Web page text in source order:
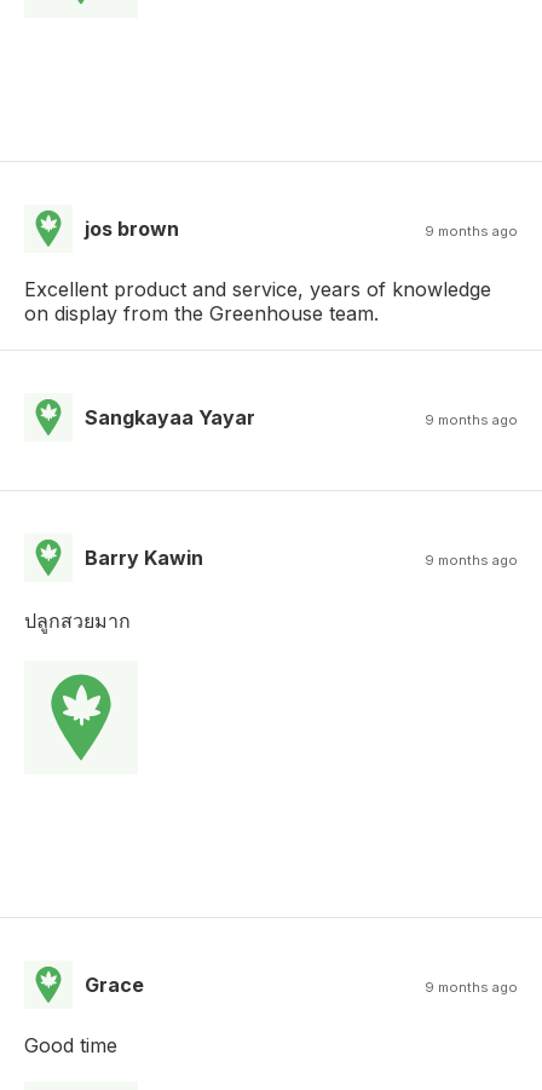
jos brown 9 months ago
Excellent product and service, years of knowledge
on display from the Greenhouse team.
Sangkayaa Yayar 9 months ago
Barry Kawin 9 months ago
ปลูกสวยมาก
Grace 9 months ago
Good time